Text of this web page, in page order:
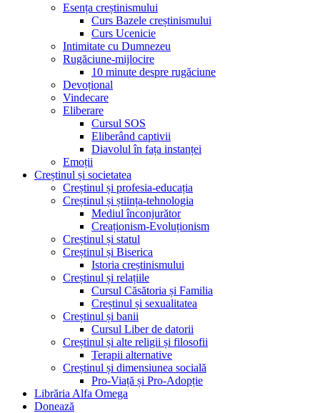
Esența creștinismului
Curs Bazele creștinismului
Curs Ucenicie
Intimitate cu Dumnezeu
Rugăciune-mijlocire
10 minute despre rugăciune
Devoțional
Vindecare
Eliberare
Cursul SOS
Eliberând captivii
Diavolul în fața instanței
Emoții
Creștinul și societatea
Creștinul și profesia-educația
Creștinul și știința-tehnologia
Mediul înconjurător
Creaționism-Evoluționism
Creștinul și statul
Creștinul și Biserica
Istoria creștinismului
Creștinul și relațiile
Cursul Căsătoria și Familia
Creștinul și sexualitatea
Creștinul și banii
Cursul Liber de datorii
Creștinul și alte religii și filosofii
Terapii alternative
Creștinul și dimensiunea socială
Pro-Viață și Pro-Adopție
Librăria Alfa Omega
Donează